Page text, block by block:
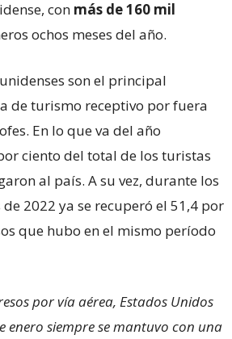
con más de 160 mil
ochos meses del año.
son el principal
de turismo receptivo por fuera
En lo que va del año
ciento del total de los turistas
al país. A su vez, durante los
2022 ya se recuperó el 51,4 por
que hubo en el mismo período
por vía aérea, Estados Unidos
enero siempre se mantuvo con una